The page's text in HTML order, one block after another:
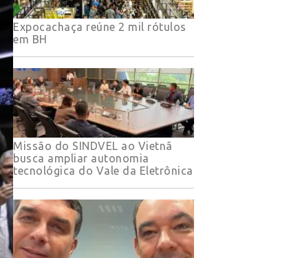
Expocachaça reúne 2 mil rótulos
em BH
Missão do SINDVEL ao Vietnã
busca ampliar autonomia
tecnológica do Vale da Eletrônica